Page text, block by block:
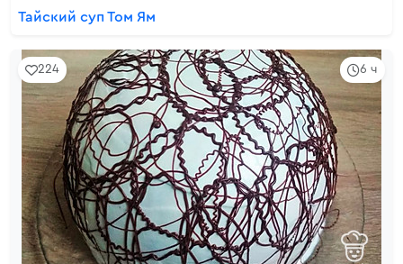
Тайский суп Том Ям
6 ч
224